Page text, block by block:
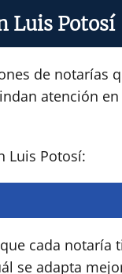
Luis Potosí
de notarías
atención
Luis Potosí:
cada notaría
se adapta